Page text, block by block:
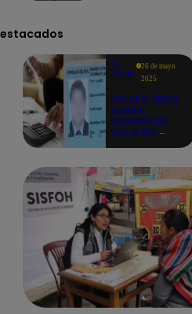
Te
ayudo
26 de mayo
2025
Revisa si tienes
deudas
consultando
con tu DNI:
detalles